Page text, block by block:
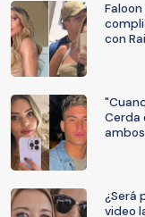
con
Cerda
¿Será
video